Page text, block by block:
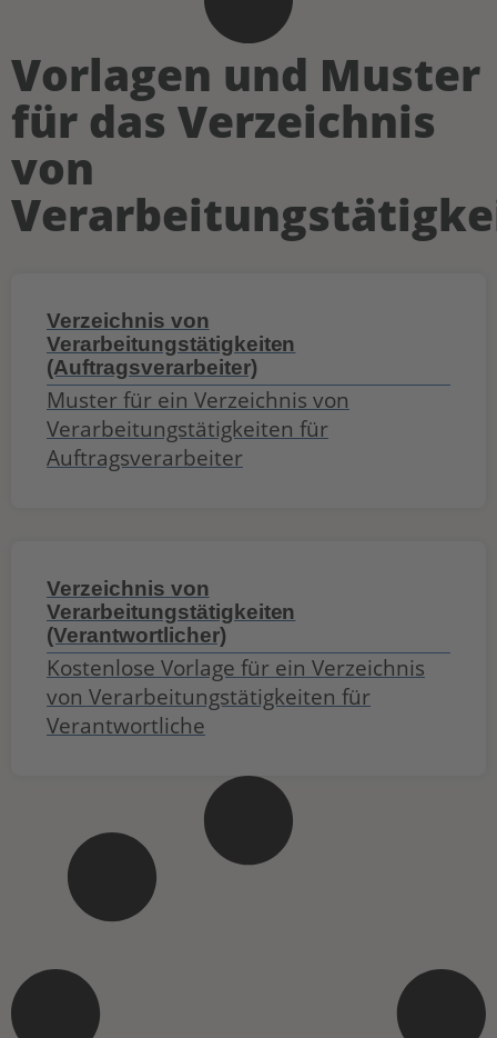
Vorlagen und Muster
für das Verzeichnis
von
Verzeichnis von
Verarbeitungstätigkeiten
(Auftragsverarbeiter)
Muster für ein Verzeichnis von
Verarbeitungs­tätigkeiten für
Auftragsverarbeiter
Verzeichnis von
Verarbeitungstätigkeiten
(Verantwortlicher)
Kostenlose Vorlage für ein Verzeichnis
von Verarbeitungstätigkeiten für
Verantwortliche